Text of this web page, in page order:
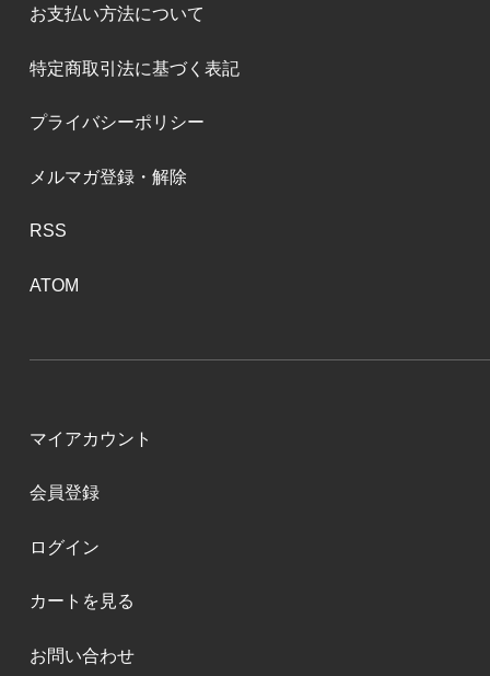
お支払い方法について
特定商取引法に基づく表記
プライバシーポリシー
メルマガ登録・解除
RSS
ATOM
マイアカウント
会員登録
ログイン
カートを見る
お問い合わせ